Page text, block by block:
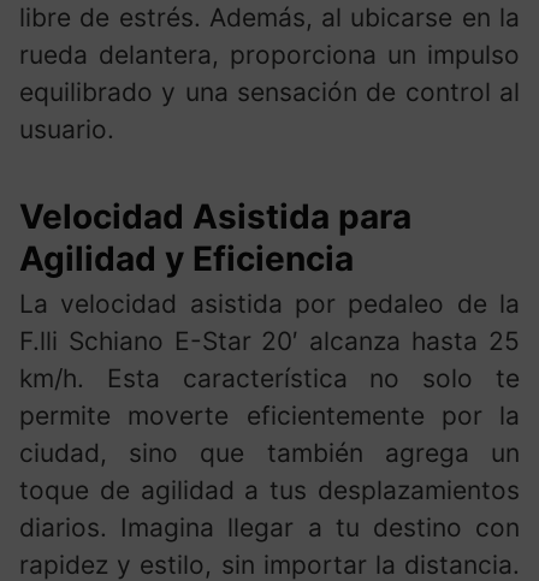
libre de estrés. Además, al ubicarse en la
rueda delantera, proporciona un impulso
equilibrado y una sensación de control al
usuario.
Velocidad Asistida para
Agilidad y Eficiencia
La velocidad asistida por pedaleo de la
F.lli Schiano E-Star 20′ alcanza hasta 25
km/h. Esta característica no solo te
permite moverte eficientemente por la
ciudad, sino que también agrega un
toque de agilidad a tus desplazamientos
diarios. Imagina llegar a tu destino con
rapidez y estilo, sin importar la distancia.